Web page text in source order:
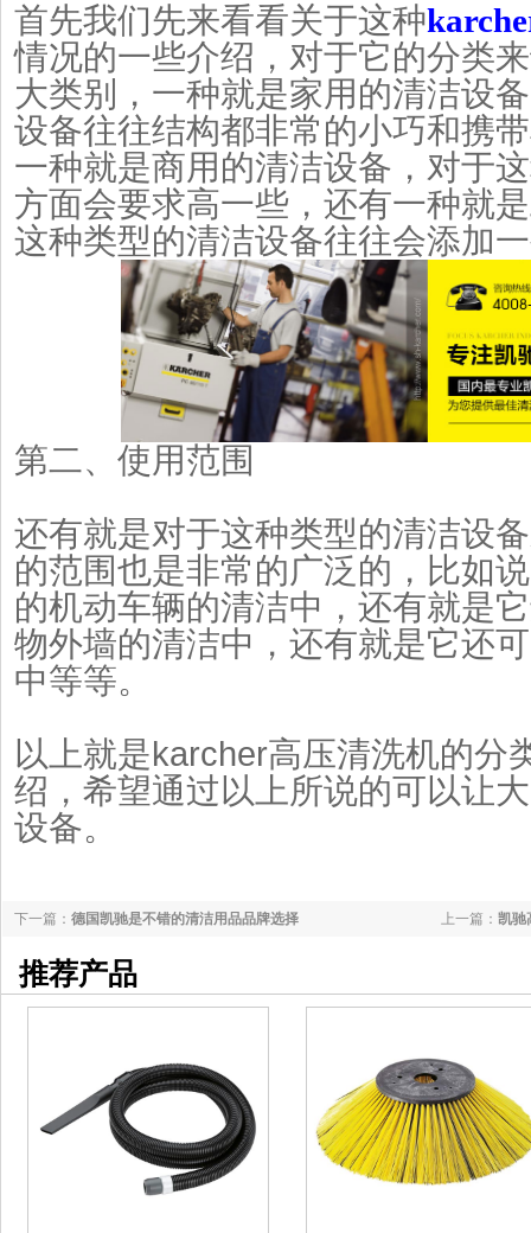
首先我们先来看看关于这种
情况的一些介绍，对于它的分类
大类别，一种就是家用的清洁设
设备往往结构都非常的小巧和携
一种就是商用的清洁设备，对于
方面会要求高一些，还有一种就
这种类型的清洁设备往往会添加
第二、使用范围
还有就是对于这种类型的清洁设
的范围也是非常的广泛的，比如
的机动车辆的清洁中，还有就是
物外墙的清洁中，还有就是它还
中等等。
以上就是karcher高压清洗机的分
绍，希望通过以上所说的可以让
设备。
上一篇： 凯驰
下一篇： 德国凯驰是不错的清洁用品品牌选择
推荐产品